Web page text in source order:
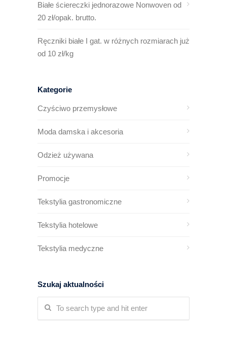
Białe ściereczki jednorazowe Nonwoven od
20 zł/opak. brutto.
Ręczniki białe I gat. w różnych rozmiarach już
od 10 zł/kg
Kategorie
Czyściwo przemysłowe
Moda damska i akcesoria
Odzież używana
Promocje
Tekstylia gastronomiczne
Tekstylia hotelowe
Tekstylia medyczne
Szukaj aktualności